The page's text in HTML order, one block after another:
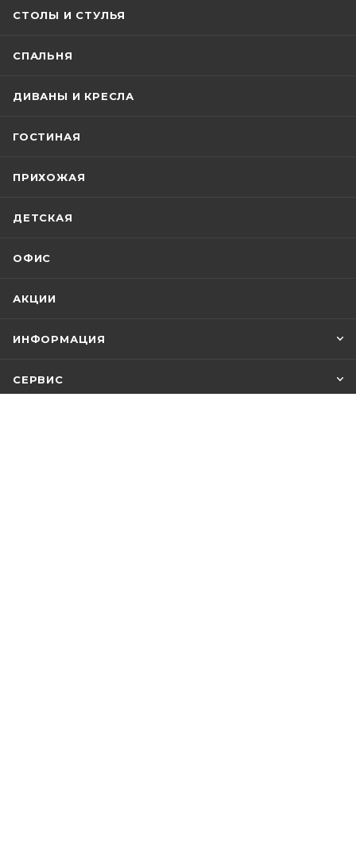
СТОЛЫ И СТУЛЬЯ
СПАЛЬНЯ
ДИВАНЫ И КРЕСЛА
ГОСТИНАЯ
ПРИХОЖАЯ
ДЕТСКАЯ
ОФИС
АКЦИИ
ИНФОРМАЦИЯ
СЕРВИС